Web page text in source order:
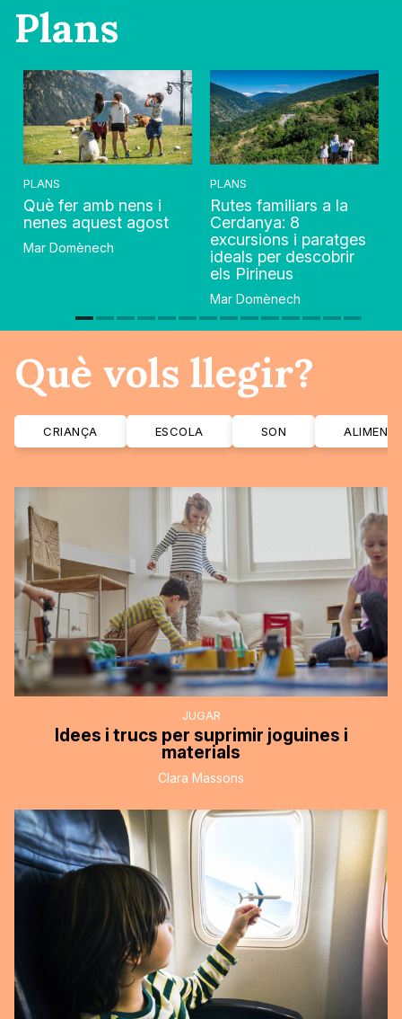
Plans
PLANS
Què fer amb nens i
nenes aquest agost
Mar Domènech
PLANS
Rutes familiars a la
Cerdanya: 8
excursions i paratges
ideals per descobrir
els Pirineus
Mar Domènech
Què vols llegir?
CRIANÇA ESCOLA SON
JUGAR
Idees i trucs per suprimir joguines i
materials
Clara Massons